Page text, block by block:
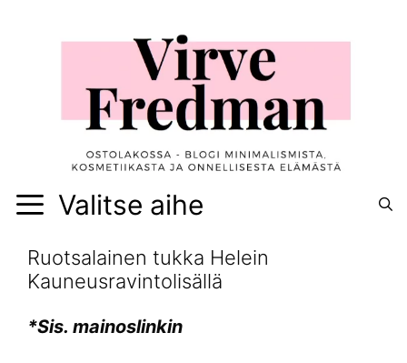
Valitse aihe
Ruotsalainen tukka Helein
Kauneusravintolisällä
*Sis. mainoslinkin